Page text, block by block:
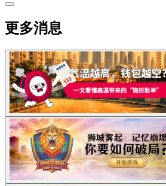
更多消息